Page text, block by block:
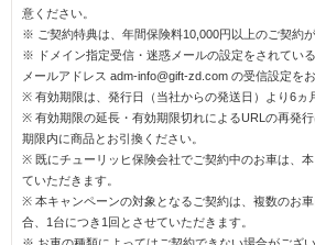
意ください。
※ ご契約特典は、年間保険料10,000円以上のご契約が
※ ドメイン指定受信・迷惑メールの設定をされてい
メールアドレス adm-info@gift-zd.com の受信設定を
※ 有効期限は、発行日（当社からの発送日）より6ヵ
※ 有効期限の延長・有効期限切れによるURLの再発
期限内に商品とお引換ください。
※ 既にチューリッヒ保険会社でご契約中のお車は、
ていただきます。
※ 本キャンペーンの対象となるご契約は、複数のお
合、1台につき1回とさせていただきます。